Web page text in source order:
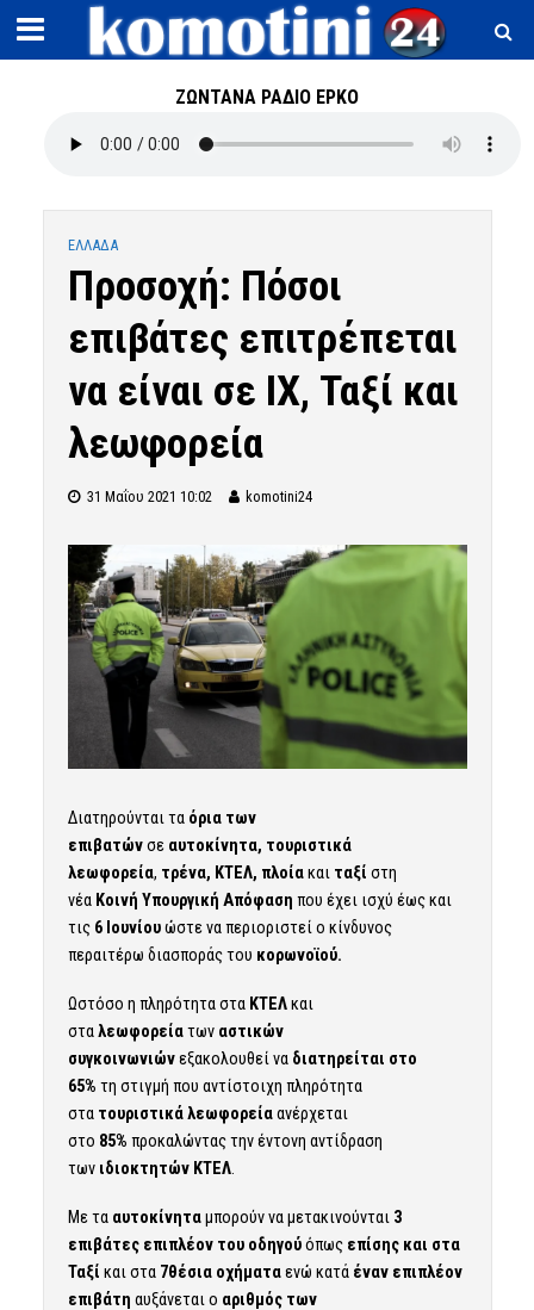
ΖΩΝΤΑΝΑ ΡΑΔΙΟ ΕΡΚΟ
ΕΛΛΑΔΑ
Προσοχή: Πόσοι
επιβάτες επιτρέπεται
να είναι σε ΙΧ, Ταξί και
λεωφορεία
31 Μαΐου 2021 10:02 komotini24
Διατηρούνται τα όρια των
επιβατώνσε αυτοκίνητα, τουριστικά
λεωφορεία, τρένα, ΚΤΕΛ, πλοίακαι ταξί στη
νέα Κοινή Υπουργική Απόφαση που έχει ισχύ έως και
τις 6 Ιουνίουώστε να περιοριστεί ο κίνδυνος
περαιτέρω διασποράς του κορωνοϊού.
Ωστόσο η πληρότητα στα ΚΤΕΛκαι
σταλεωφορείατων αστικών
συγκοινωνιώνεξακολουθεί να διατηρείται στο
65% τη στιγμή που αντίστοιχη πληρότητα
στα τουριστικά λεωφορείαανέρχεται
στο 85% προκαλώντας την έντονη αντίδραση
των ιδιοκτητών ΚΤΕΛ.
Με τα αυτοκίνηταμπορούν να μετακινούνται 3
επιβάτες επιπλέον του οδηγούόπως επίσης και στα
Ταξί και στα 7θέσια οχήματαενώ κατά έναν επιπλέον
επιβάτη αυξάνεται ο αριθμός των